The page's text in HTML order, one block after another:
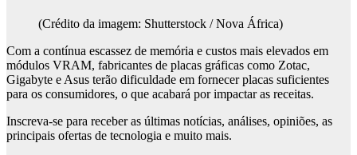
(Crédito da imagem: Shutterstock / Nova África)
Com a contínua escassez de memória e custos mais elevados em
módulos VRAM, fabricantes de placas gráficas como Zotac,
Gigabyte e Asus terão dificuldade em fornecer placas suficientes
para os consumidores, o que acabará por impactar as receitas.
Inscreva-se para receber as últimas notícias, análises, opiniões, as
principais ofertas de tecnologia e muito mais.